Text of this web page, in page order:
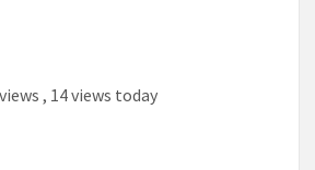
, 14 views today